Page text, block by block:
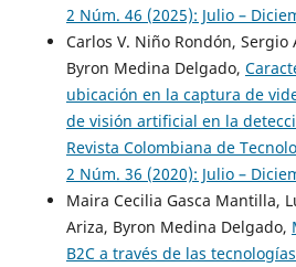
2 Núm. 46 (2025): Julio –
Carlos V. Niño Rondón, Sergio
Byron Medina Delgado,
ubicación en la captura de
de visión artificial en la
Revista Colombiana de
2 Núm. 36 (2020): Julio –
Maira Cecilia Gasca Mantilla,
Ariza, Byron Medina Delgado,
B2C a través de las